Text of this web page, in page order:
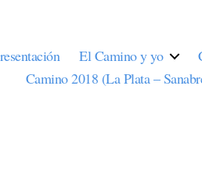
El Camino y yo
Camino 2018 (La Plata –